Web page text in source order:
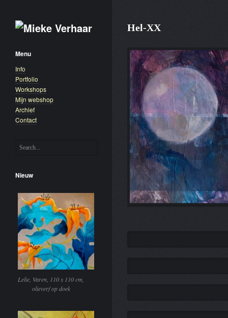
Menu
Info
Portfolio
Workshops
Mijn webshop
Archief
Contact
Nieuw
Lelie, Varen, 110 x 110 cm,
olieverf op doek
Hel-XX